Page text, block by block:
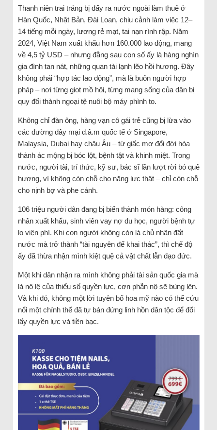
Thanh niên trai tráng bị đẩy ra nước ngoài làm thuê ở
Hàn Quốc, Nhật Bản, Đài Loan, chịu cảnh làm việc 12–
14 tiếng mỗi ngày, lương rẻ mạt, tai nạn rình rập. Năm
2024, Việt Nam xuất khẩu hơn 160.000 lao động, mang
về 4,5 tỷ USD – nhưng đằng sau con số ấy là hàng nghìn
gia đình tan nát, những quan tài lạnh lẽo hồi hương. Đây
không phải “hợp tác lao động”, mà là buôn người hợp
pháp – nơi từng giọt mồ hôi, từng mạng sống của dân bị
quy đổi thành ngoại tệ nuôi bộ máy phình to.
Không chỉ đàn ông, hàng vạn cô gái trẻ cũng bị lừa vào
các đường dây mại d.â.m quốc tế ở Singapore,
Malaysia, Dubai hay châu Âu – từ giấc mơ đổi đời hóa
thành ác mộng bị bóc lột, bệnh tật và khinh miệt. Trong
nước, người tài, trí thức, kỹ sư, bác sĩ lần lượt rời bỏ quê
hương, vì không còn chỗ cho năng lực thật – chỉ còn chỗ
cho nịnh bợ và phe cánh.
106 triệu người dân đang bị biến thành món hàng: công
nhân xuất khẩu, sinh viên vay nợ du học, người bệnh tự
lo viện phí. Khi con người không còn là chủ nhân đất
nước mà trở thành “tài nguyên để khai thác”, thì chế độ
ấy đã thừa nhận mình kiệt quệ cả vật chất lẫn đạo đức.
Một khi dân nhận ra mình không phải tài sản quốc gia mà
là nô lệ của thiểu số quyền lực, cơn phẫn nộ sẽ bùng lên.
Và khi đó, không một lời tuyên bố hoa mỹ nào có thể cứu
nổi một chính thể đã tự bán đứng linh hồn dân tộc để đổi
lấy quyền lực và tiền bạc.